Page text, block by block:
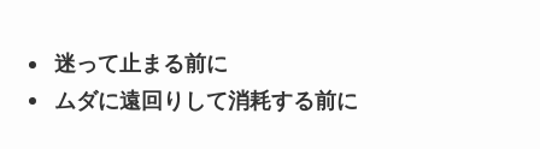
迷って止まる前に
ムダに遠回りして消耗する前に